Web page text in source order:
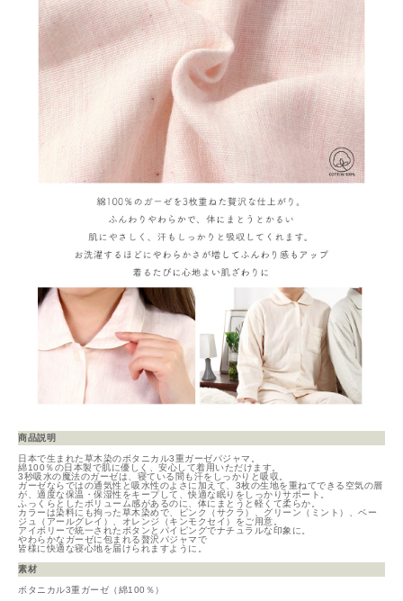
商品説明
日本で生まれた草木染のボタニカル3重ガーゼパジャマ。
綿100％の日本製で肌に優しく、安心して着用いただけます。
3秒吸水の魔法のガーゼは、寝ている間も汗をしっかりと吸収。
ガーゼならではの通気性と吸水性のよさに加えて、3枚の生地を重ねてできる空気の層
が、適度な保温・保湿性をキープして、快適な眠りをしっかりサポート。
ふっくらとしたボリューム感があるのに、体にまとうと軽くて柔らか。
カラーは染料にも拘った草木染めで、ピンク（サクラ）、グリーン（ミント）、ベー
ジュ（アールグレイ）、オレンジ（キンモクセイ）をご用意。
アイボリーで統一されたボタンとパイピングでナチュラルな印象に。
やわらかなガーゼに包まれる贅沢パジャマで
皆様に快適な寝心地を届けられますように。
素材
ボタニカル3重ガーゼ（綿100％）